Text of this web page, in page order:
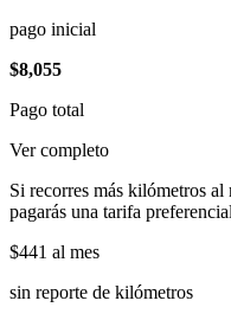
pago inicial
$8,055
Pago total
Ver completo
Si recorres más kilómetros
pagarás una tarifa
$441 al mes
sin reporte de kilómetros